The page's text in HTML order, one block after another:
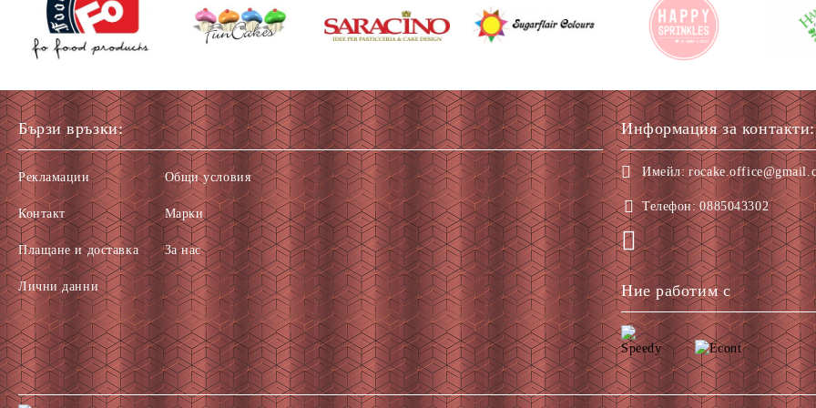
Бързи връзки:
Рекламации
Контакт
Плащане и доставка
Лични данни
Общи условия
Марки
За нас
Информация за контакти:
Имейл:
Телефон: 0885043302
Ние работим с